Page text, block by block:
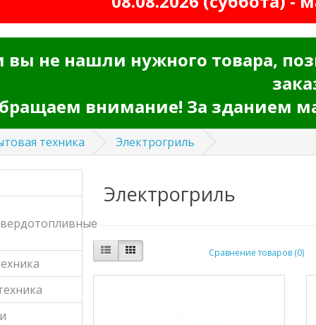
вы не нашли нужного товара,
внимание! За зданием
техника Электрогриль
Электрогриль
Сравнение товаров (0)